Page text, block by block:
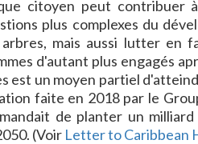
citoyen peut contribuer
plus complexes du
mais aussi lutter en
d'autant plus engagés
est un moyen partiel
faite en 2018 par le
de planter un
(Voir Letter to Caribbean